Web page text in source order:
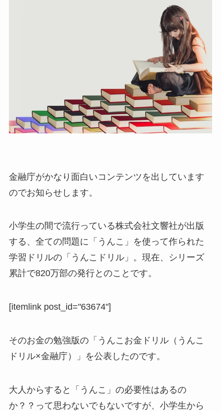
金融庁がかなり面白いコンテンツを出しています
のでお知らせします。
小学生の間で流行っている株式会社文響社が出版
する、全ての問題に「うんこ」を使って作られた
学習ドリルの「うんこドリル」。現在、シリーズ
累計で820万部の発行とのことです。
[itemlink post_id="63674"]
そのお金の勉強版の「 うんこお金ドリル（うんこ
ドリル×金融庁）」を公表したのです。
大人からすると「うんこ」の必要性はあるの
か？？って思わないでもないですが、小学生から